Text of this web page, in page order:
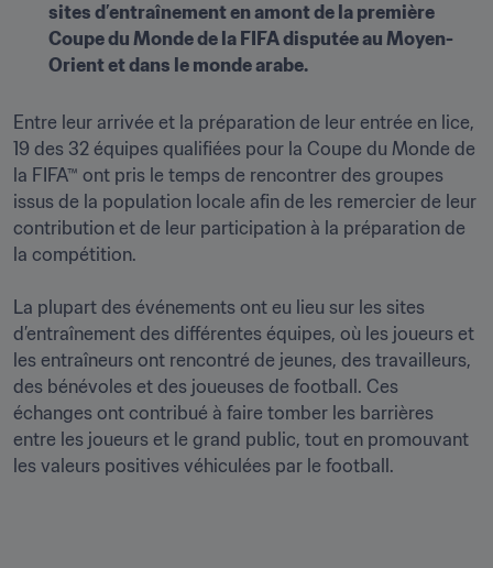
sites d’entraînement en amont de la première
Coupe du Monde de la FIFA disputée au Moyen-
Orient et dans le monde arabe.
Entre leur arrivée et la préparation de leur entrée en lice,
19 des 32 équipes qualifiées pour la Coupe du Monde de
la FIFA™ ont pris le temps de rencontrer des groupes
issus de la population locale afin de les remercier de leur
contribution et de leur participation à la préparation de
la compétition.
La plupart des événements ont eu lieu sur les sites
d’entraînement des différentes équipes, où les joueurs et
les entraîneurs ont rencontré de jeunes, des travailleurs,
des bénévoles et des joueuses de football. Ces
échanges ont contribué à faire tomber les barrières
entre les joueurs et le grand public, tout en promouvant
les valeurs positives véhiculées par le football.